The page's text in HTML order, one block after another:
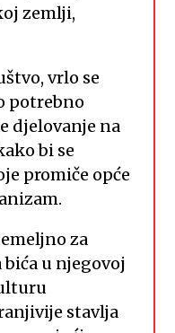
zemlji,
vrlo se
potrebno
djelovanje na
bi se
promiče opće
za
u njegovoj
stavlja